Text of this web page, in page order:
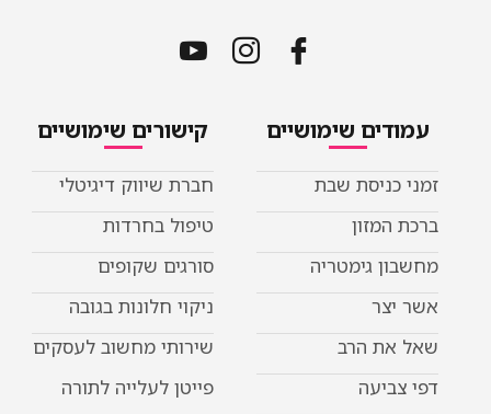
עמודים שימושיים
זמני כניסת שבת
ברכת המזון
מחשבון גימטריה
אשר יצר
שאל את הרב
דפי צביעה
קישורים שימושיים
חברת שיווק דיגיטלי
טיפול בחרדות
סורגים שקופים
ניקוי חלונות בגובה
שירותי מחשוב לעסקים
פייטן לעלייה לתורה